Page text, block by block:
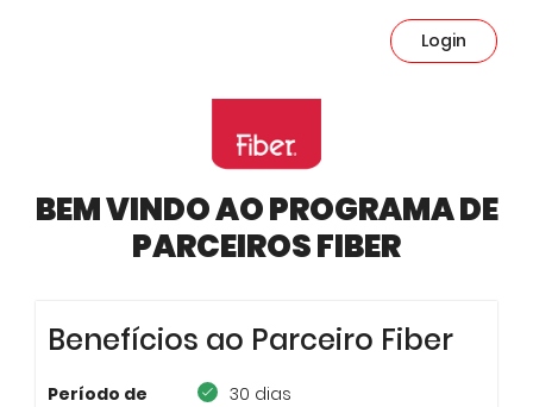
Login
BEM VINDO AO PROGRAMA DE
PARCEIROS FIBER
Benefícios ao Parceiro Fiber
Período de
30 dias